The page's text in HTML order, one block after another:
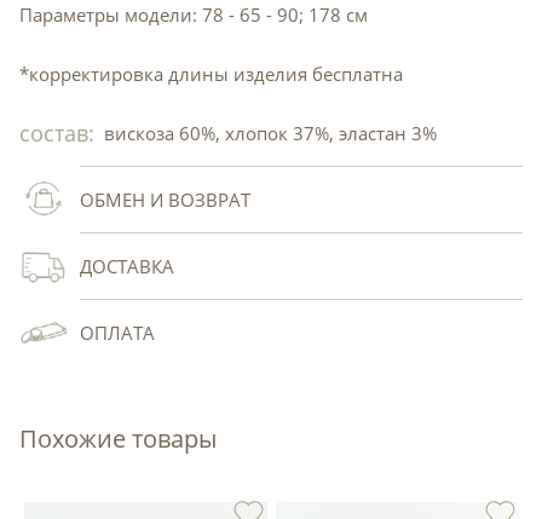
Параметры модели: 78 - 65 - 90; 178 см
*корректировка длины изделия бесплатна
состав: вискоза 60%, хлопок 37%, эластан 3%
ОБМЕН И ВОЗВРАТ
ДОСТАВКА
ОПЛАТА
Похожие товары